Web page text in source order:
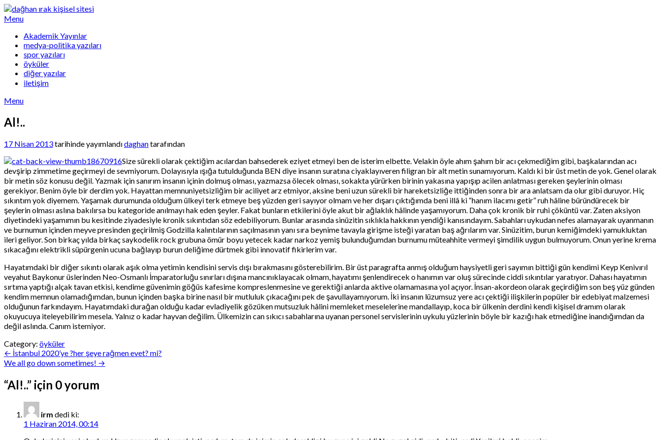
Skip
to
Menu
Akademik Yayınlar
medya-politika yazıları
spor yazıları
öyküler
diğer yazılar
iletişim
Menu
Al!..
17 Nisan 2013tarihinde yayımlandıdaghantarafından
Size sürekli olarak çektiğim acılardan bahsederek eziyet etmeyi ben de isterim elbette. Velakin öyle ahım şahım bir acı çekmediğim gibi, başkalarından acı
devşirip zimmetime geçirmeyi de sevmiyorum. Dolayısıyla ışığa tutulduğunda BEN diye insanın suratına ciyaklayıveren filigran bir alt metin sunamıyorum. Kaldı ki bir üst metin de yok. Genel olarak
bir metin söz konusu değil. Yazmak için sanırım insanın içinin dolmuş olması, yazmazsa ölecek olması, sokakta yürürken birinin yakasına yapışıp acilen anlatması gereken şeylerinin olması
gerekiyor. Benim öyle bir derdim yok. Hayattan memnuniyetsizliğim bir aciliyet arz etmiyor, aksine beni uzun sürekli bir hareketsizliğe ittiğinden sonra bir ara anlatsam da olur gibi duruyor. Hiç
sıkıntım yok diyemem. Yaşamak durumunda olduğum ülkeyi terk etmeye beş yüzden geri sayıyor olmam ve her dışarı çıktığımda beni illâ ki “hanım ilacımı getir” ruh hâline büründürecek bir
şeylerin olması aslına bakılırsa bu kategoride anılmayı hak eden şeyler. Fakat bunların etkilerini öyle akut bir ağlaklık hâlinde yaşamıyorum. Daha çok kronik bir ruhi çöküntü var. Zaten aksiyon
diyetindeki yaşamımın bu kesitinde ziyadesiyle kronik sıkıntıdan söz edebiliyorum. Bunlar arasında sinüzitin sıklıkla hakkının yendiği kanısındayım. Sabahları uykudan nefes alamayarak uyanmanın
ve burnumun içinden meyve presinden geçirilmiş Godzilla kalıntılarının saçılmasının yanı sıra beynime tavayla girişme isteği yaratan baş ağrılarım var. Sinüzitim, burun kemiğimdeki yamukluktan
ileri geliyor. Son birkaç yılda birkaç saykodelik rock grubuna ömür boyu yetecek kadar narkoz yemiş bulunduğumdan burnumu müteahhite vermeyi şimdilik uygun bulmuyorum. Onun yerine krema
sıkacağını elektrikli süpürgenin ucuna bağlayıp burun deliğime dürtmek gibi innovatif fikirlerim var.
Hayatımdaki bir diğer sıkıntı olarak aşık olma yetimin kendisini servis dışı bırakmasını gösterebilirim. Bir üst paragrafta anmış olduğum haysiyetli geri sayımın bittiği gün kendimi Keyp Kenivırıl
veyahut Baykonur üslerinden Neo-Osmanlı İmparatorluğu sınırları dışına mancınıklayacak olmam, hayatımı şenlendirecek o hanımın var oluş sürecinde ciddi sıkıntılar yaratıyor. Dahası hayatımın
sırtıma yaptığı alçak tavan etkisi, kendime güvenimin göğüs kafesime kompreslenmesine ve gerektiği anlarda aktive olamamasına yol açıyor. İnsan-akordeon olarak geçirdiğim son beş yüz günden
kendim memnun olamadığımdan, bunun içinden başka birine nasıl bir mutluluk çıkacağını pek de şavullayamıyorum. İki insanın lüzumsuz yere acı çektiği ilişkilerin popüler bir edebiyat malzemesi
olduğunun farkındayım. Hayatımdaki durağan olduğu kadar evladiyelik gözüken mutsuzluk hâlini memleket meselelerine mandallayıp, koca bir ülkenin derdini kendi kişisel dramım olarak
okuyucuya iteleyebilirim mesela. Yalnız o kadar hayvan değilim. Ülkemizin can sıkıcı sabahlarına uyanan personel servislerinin uykulu yüzlerinin böyle bir kazığı hak etmediğine inandığımdan da
değil aslında. Canım istemiyor.
Category: öyküler
Yazı
gezinmesi
← İstanbul 2020’ye ?her şeye rağmen evet? mi?
We all go down sometimes! →
“Al!..” için 0 yorum
irm dedi ki:
1 Haziran 2014, 00:14